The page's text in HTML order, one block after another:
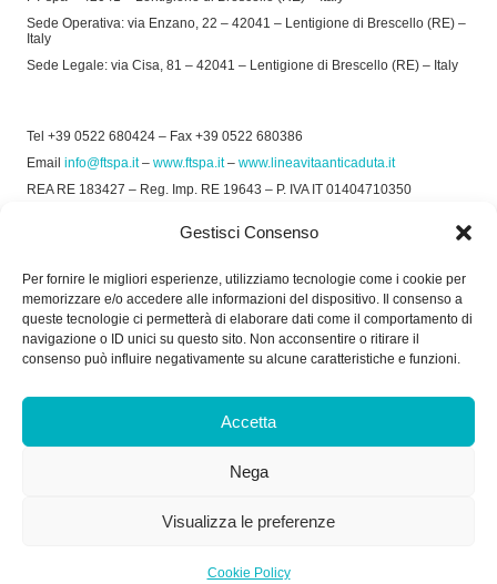
Gestisci Consenso
Per fornire le migliori esperienze, utilizziamo tecnologie come i cookie per
memorizzare e/o accedere alle informazioni del dispositivo. Il consenso a
queste tecnologie ci permetterà di elaborare dati come il comportamento di
navigazione o ID unici su questo sito. Non acconsentire o ritirare il
consenso può influire negativamente su alcune caratteristiche e funzioni.
Accetta
Nega
Visualizza le preferenze
Cookie Policy
Sede Operativa: via Enzano, 22 – 42041 – Lentigione di Brescello (RE) –
Italy
Sede Legale: via Cisa, 81 – 42041 – Lentigione di Brescello (RE) – Italy
Tel +39 0522 680424 – Fax +39 0522 680386
Email info@ftspa.it– www.ftspa.it– www.lineavitaanticaduta.it
REA RE 183427 – Reg. Imp. RE 19643 – P. IVA IT 01404710350
Privacy Policy–Cookie Policy
SOCIAL
Dal Lunedì al Venerdì: 8.00/12.30 - 13.30/17.30
Dal Lunedì al Venerdì: 7.30/11.30 - 13.30/17.00